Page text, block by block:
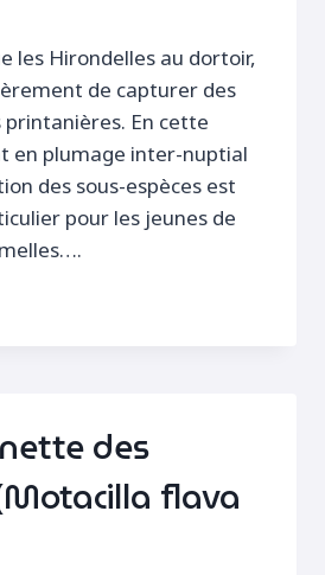
les Hirondelles au dortoir,
de capturer des
En cette
en plumage inter-nuptial
des sous-espèces est
pour les jeunes de
des
flava